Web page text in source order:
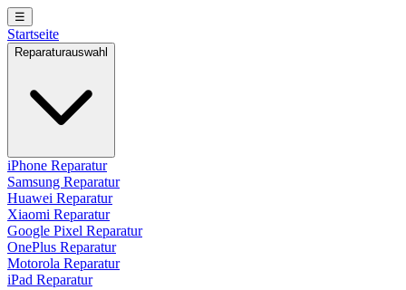
☰
Startseite
Reparaturauswahl
iPhone Reparatur
Samsung Reparatur
Huawei Reparatur
Xiaomi Reparatur
Google Pixel Reparatur
OnePlus Reparatur
Motorola Reparatur
iPad Reparatur